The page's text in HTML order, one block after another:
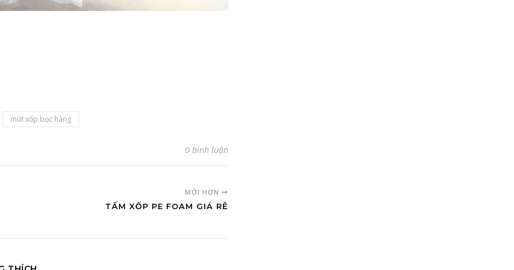
mút xốp bọc hàng
0 bình luận
MỚI HƠN
TẤM XỐP PE FOAM GIÁ RẺ